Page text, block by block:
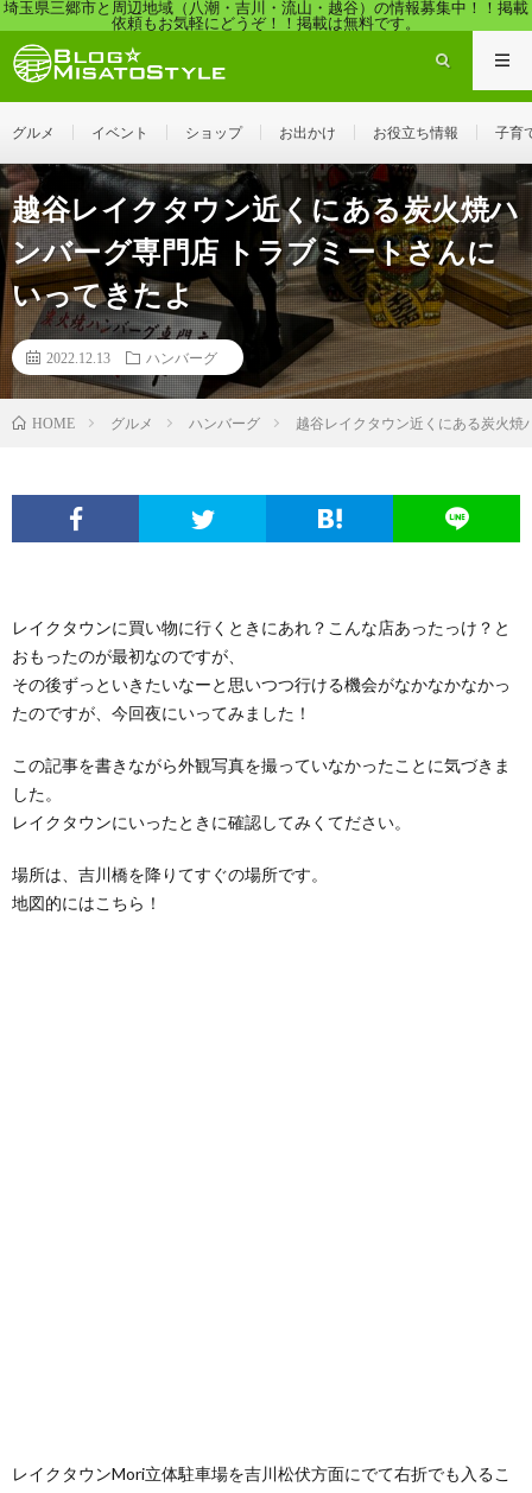
埼玉県三郷市と周辺地域（八潮・吉川・流山・越谷）の情報募集中！！掲載
依頼もお気軽にどうぞ！！掲載は無料です。
グルメ イベント ショップ お出かけ お役立ち情報 子育
越谷レイクタウン近くにある炭火焼ハ
ンバーグ専門店 トラブミートさんに
いってきたよ
2022.12.13 ハンバーグ
HOME グルメ ハンバーグ 越谷レイクタウン近くにある炭火焼
レイクタウンに買い物に行くときにあれ？こんな店あったっけ？と
おもったのが最初なのですが、
その後ずっといきたいなーと思いつつ行ける機会がなかなかなかっ
たのですが、今回夜にいってみました！
この記事を書きながら外観写真を撮っていなかったことに気づきま
した。
レイクタウンにいったときに確認してみくてださい。
場所は、吉川橋を降りてすぐの場所です。
地図的にはこちら！
レイクタウンMori立体駐車場を吉川松伏方面にでて右折でも入るこ